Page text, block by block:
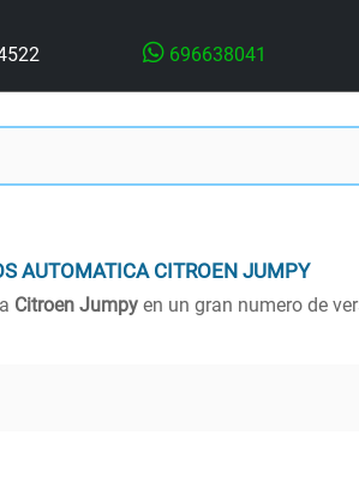
696638041
AUTOMATICACITROEN JUMPY
Citroen Jumpy en un gran numero de